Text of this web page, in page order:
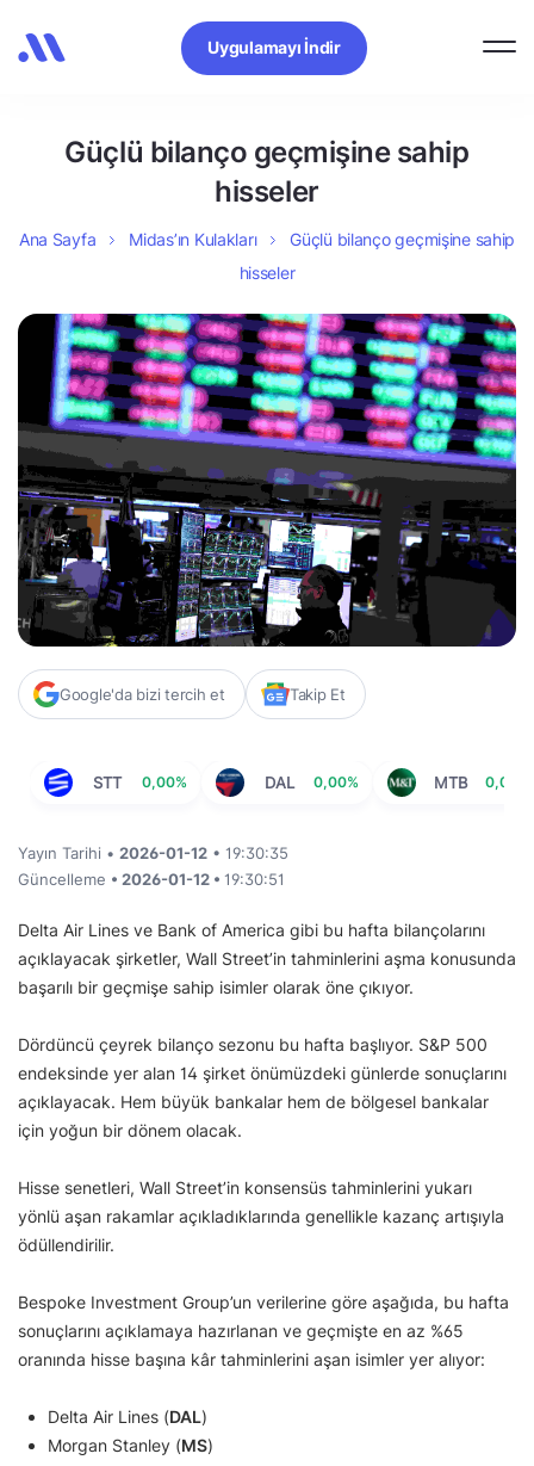
Uygulamayı İndir
Güçlü bilanço geçmişine sahip
hisseler
Ana Sayfa Midas’ın Kulakları
Güçlü bilanço geçmişine sahip
hisseler
Google'da bizi tercih et Takip Et
STT 0,00% DAL 0,00% MTB 0,00%
Yayın Tarihi • 2026-01-12 • 19:30:35
Güncelleme • 2026-01-12 • 19:30:51
Delta Air Lines ve Bank of America gibi bu hafta bilançolarını
açıklayacak şirketler, Wall Street’in tahminlerini aşma konusunda
başarılı bir geçmişe sahip isimler olarak öne çıkıyor.
Dördüncü çeyrek bilanço sezonu bu hafta başlıyor. S&P 500
endeksinde yer alan 14 şirket önümüzdeki günlerde sonuçlarını
açıklayacak. Hem büyük bankalar hem de bölgesel bankalar
için yoğun bir dönem olacak.
Hisse senetleri, Wall Street’in konsensüs tahminlerini yukarı
yönlü aşan rakamlar açıkladıklarında genellikle kazanç artışıyla
ödüllendirilir.
Bespoke Investment Group’un verilerine göre aşağıda, bu hafta
sonuçlarını açıklamaya hazırlanan ve geçmişte en az %65
oranında hisse başına kâr tahminlerini aşan isimler yer alıyor:
Delta Air Lines (DAL)
Morgan Stanley (MS)